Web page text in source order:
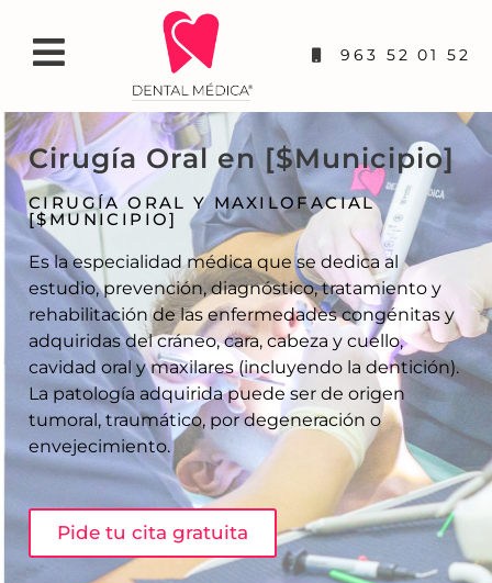
963 52 01 52
Cirugía Oral en [$Municipio]
CIRUGÍA ORAL Y MAXILOFACIAL
[$MUNICIPIO]
Es la especialidad médica que se dedica al
estudio, prevención, diagnóstico, tratamiento y
rehabilitación de las enfermedades congénitas y
adquiridas del cráneo, cara, cabeza y cuello,
cavidad oral y maxilares (incluyendo la dentición).
La patología adquirida puede ser de origen
tumoral, traumático, por degeneración o
envejecimiento.
Pide tu cita gratuita